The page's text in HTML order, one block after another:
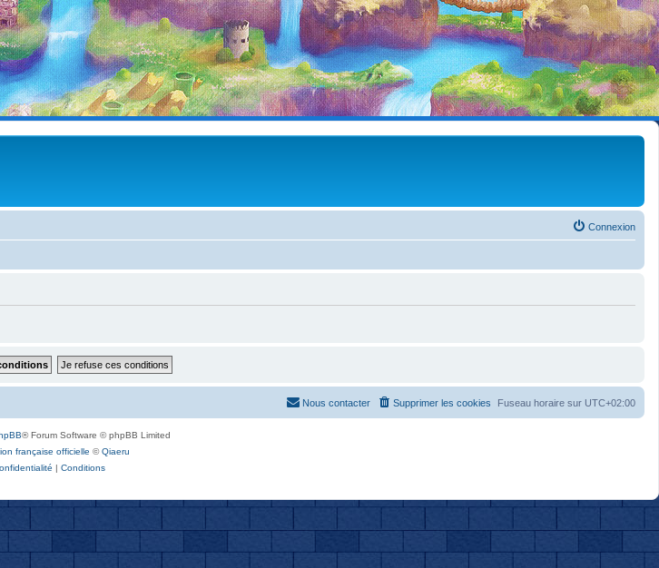
Connexion
Fuseau horaire sur UTC+02:00
Supprimer les cookies
Nous contacter
® Forum Software © phpBB Limited
française officielle ©Qiaeru
| Conditions